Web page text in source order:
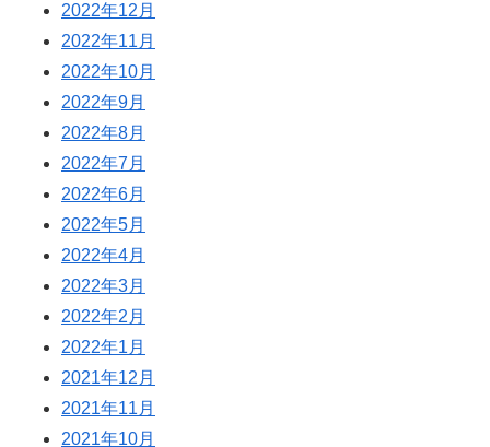
2022年12月
2022年11月
2022年10月
2022年9月
2022年8月
2022年7月
2022年6月
2022年5月
2022年4月
2022年3月
2022年2月
2022年1月
2021年12月
2021年11月
2021年10月